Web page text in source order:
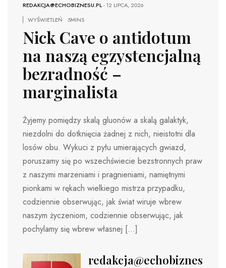
REDAKCJA@ECHOBIZNESU.PL-12 LIPCA, 2026
WYŚWIETLEŃ
5MINS
Nick Cave o antidotum
na naszą egzystencjalną
bezradność –
marginalista
Żyjemy pomiędzy skalą gluonów a skalą galaktyk,
niezdolni do dotknięcia żadnej z nich, nieistotni dla
losów obu. Wykuci z pyłu umierających gwiazd,
poruszamy się po wszechświecie bezstronnych praw
z naszymi marzeniami i pragnieniami, namiętnymi
pionkami w rękach wielkiego mistrza przypadku,
codziennie obserwując, jak świat wiruje wbrew
naszym życzeniom, codziennie obserwując, jak
pochylamy się wbrew własnej […]
redakcja@echobiznesu.pl